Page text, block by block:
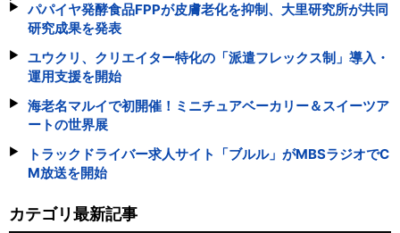
パパイヤ発酵食品FPPが皮膚老化を抑制、大里研究所が共同
研究成果を発表
ユウクリ、クリエイター特化の「派遣フレックス制」導入・
運用支援を開始
海老名マルイで初開催！ミニチュアベーカリー＆スイーツア
ートの世界展
トラックドライバー求人サイト「ブルル」がMBSラジオでC
M放送を開始
カテゴリ最新記事